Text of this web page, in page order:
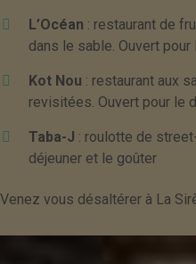
L’Océan : restaurant de
dans le sable. Ouvert pour
Kot Nou : restaurant aux
revisitées. Ouvert pour le
Taba-J : roulotte de
déjeuner et le goûter
Venez vous désaltérer à La